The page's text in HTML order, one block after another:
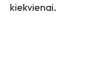
kiekvienai.